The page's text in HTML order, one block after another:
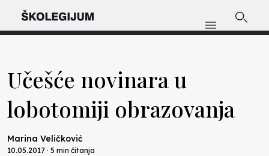
Učešće novinara u
lobotomiji obrazovanja
Marina Veličković
10.05.2017 · 5 min čitanja